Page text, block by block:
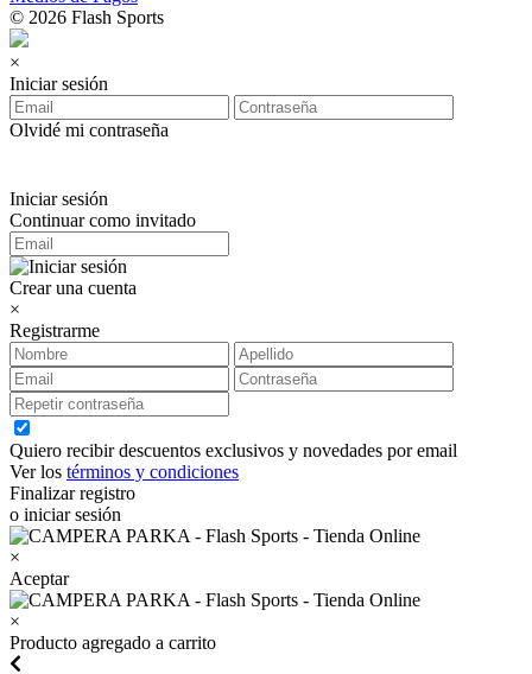
© 2026 Flash Sports
×
Iniciar sesión
Olvidé mi contraseña
Iniciar sesión
Continuar como invitado
Crear una cuenta
×
Registrarme
Quiero recibir descuentos exclusivos y novedades por email
Ver los términos y condiciones
Finalizar registro
o iniciar sesión
×
Aceptar
×
Producto agregado a carrito